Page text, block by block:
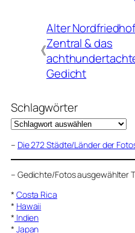
《
Alter
Zentral & das
Gedicht
Schlagwörter
– Die 272 Städte/Länder der
– Gedichte/Fotos ausgewählter
* Costa Rica
* Hawaii
* Indien
* Japan